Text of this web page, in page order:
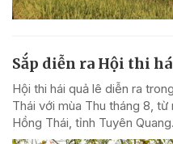
Sắp diễn ra Hội thi
Hội thi hái quả lê diễn ra
Thái với mùa Thu tháng 8,
Hồng Thái, tỉnh Tuyên Quang.